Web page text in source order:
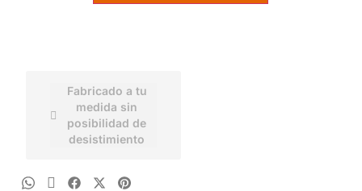
Fabricado a tu
medida sin
posibilidad de
desistimiento